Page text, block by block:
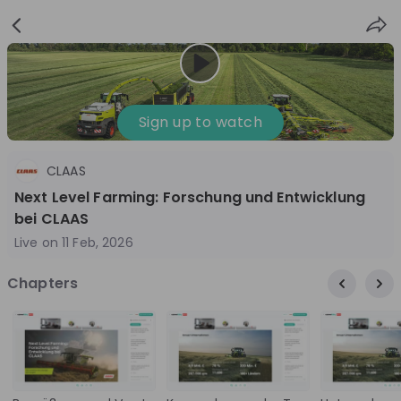
Login
up
Follow Share
CLAAS
Manufacturing, Engineering, Technology & IT
10'000+
Overview Jobs Live streams Recordings
Sign up to watch
CLAAS
Next Level Farming: Forschung und Entwicklung
bei CLAAS
Live on 11 Feb, 2026
Chapters